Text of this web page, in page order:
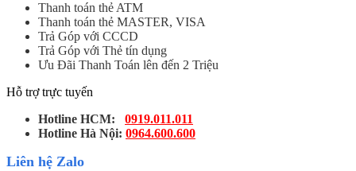
Thanh toán thẻ ATM
Thanh toán thẻ MASTER, VISA
Trả Góp với CCCD
Trả Góp với Thẻ tín dụng
Ưu Đãi Thanh Toán lên đến 2 Triệu
Hỗ trợ trực tuyến
Hotline HCM: 0919.011.011
Hotline Hà Nội: 0964.600.600
Liên hệ Zalo